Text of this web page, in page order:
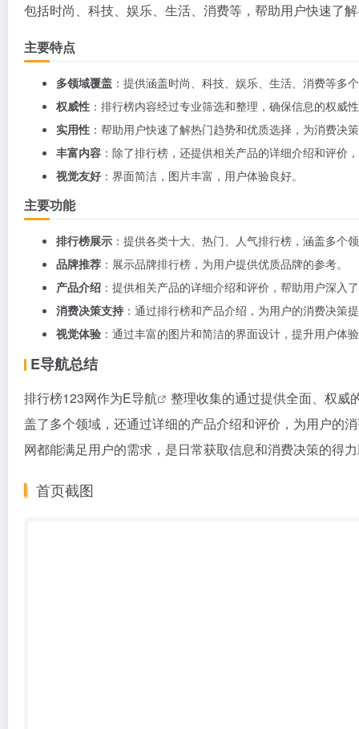
包括时尚、科技、娱乐、生活、消费等，帮助用户快速了
主要特点
多领域覆盖 ：提供涵盖时尚、科技、娱乐、生活、消费等多
权威性 ：排行榜内容经过专业筛选和整理，确保信息的权威
实用性 ：帮助用户快速了解热门趋势和优质选择，为消费决
丰富内容 ：除了排行榜，还提供相关产品的详细介绍和评价
视觉友好 ：界面简洁，图片丰富，用户体验良好。
主要功能
排行榜展示 ：提供各类十大、热门、人气排行榜，涵盖多个
品牌推荐 ：展示品牌排行榜，为用户提供优质品牌的参考。
产品介绍 ：提供相关产品的详细介绍和评价，帮助用户深入
消费决策支持 ：通过排行榜和产品介绍，为用户的消费决策
视觉体验 ：通过丰富的图片和简洁的界面设计，提升用户体
E导航总结
排行榜123网作为E导航
整理收集的通过提供全面、权威
盖了多个领域，还通过详细的产品介绍和评价，为用户的
网都能满足用户的需求，是日常获取信息和消费决策的得
首页截图